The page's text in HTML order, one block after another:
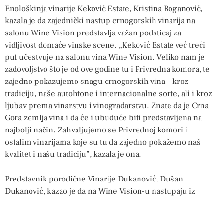
Enološkinja vinarije Keković Estate, Kristina Roganović,
kazala je da zajednički nastup crnogorskih vinarija na
salonu Wine Vision predstavlja važan podsticaj za
vidljivost domaće vinske scene. „Keković Estate već treći
put učestvuje na salonu vina Wine Vision. Veliko nam je
zadovoljstvo što je od ove godine tu i Privredna komora, te
zajedno pokazujemo snagu crnogorskih vina – kroz
tradiciju, naše autohtone i internacionalne sorte, ali i kroz
ljubav prema vinarstvu i vinogradarstvu. Znate da je Crna
Gora zemlja vina i da će i ubuduće biti predstavljena na
najbolji način. Zahvaljujemo se Privrednoj komori i
ostalim vinarijama koje su tu da zajedno pokažemo naš
kvalitet i našu tradiciju”, kazala je ona.
Predstavnik porodične Vinarije Đukanović, Dušan
Đukanović, kazao je da na Wine Vision-u nastupaju iz